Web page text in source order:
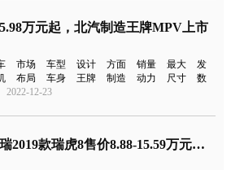
万元起，北汽制造王牌MPV上市
市场 车型 设计 方面 销量 最大
发
布局 车身 王牌 制造 动力 尺寸
数
2022-12-23
奇瑞2019款瑞虎8售价8.88-15.59万元，新增1.6T发动机车型